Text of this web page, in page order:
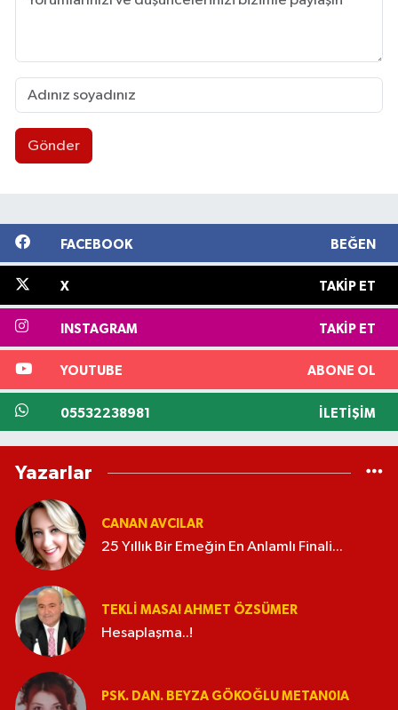
Gönder
FACEBOOK BEĞEN
X TAKIP ET
INSTAGRAM TAKIP ET
YOUTUBE ABONE OL
05532238981 İLETIŞIM
Yazarlar
CANAN AVCILAR
25 Yıllık Bir Emeğin En Anlamlı Finali...
TEKLI MASA! AHMET ÖZSÜMER
Hesaplaşma..!
PSK. DAN. BEYZA GÖKOĞLU METAN0IA